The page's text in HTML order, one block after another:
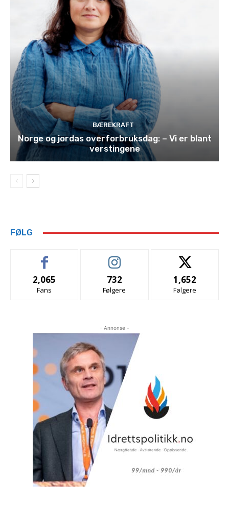
BÆREKRAFT
Norge og jordas overforbruksdag: – Vi er blant
verstingene
FØLG
2,065
Fans
732
Følgere
1,652
Følgere
- Annonse -